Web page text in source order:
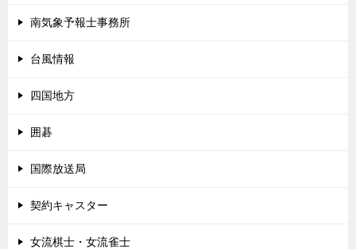
南気象予報士事務所
台風情報
四国地方
囲碁
国際放送局
契約キャスター
女流棋士・女流雀士